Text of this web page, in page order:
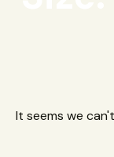
It seems we